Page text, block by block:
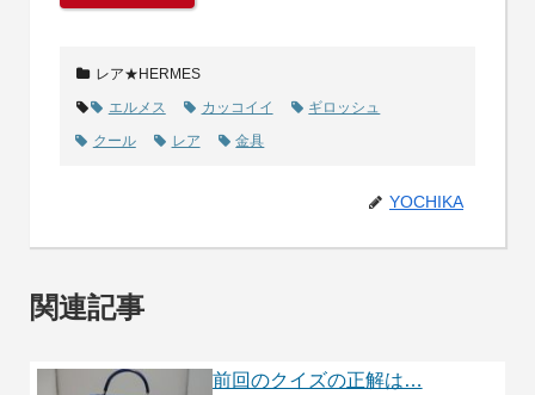
レア★HERMES
エルメス
カッコイイ
ギロッシュ
クール
レア 金具
YOCHIKA
関連記事
前回のクイズの正解は…